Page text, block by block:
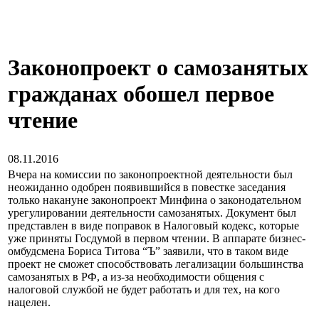
Законопроект о самозанятых
гражданах обошел первое
чтение
08.11.2016
Вчера на комиссии по законопроектной деятельности был
неожиданно одобрен появившийся в повестке заседания
только накануне законопроект Минфина о законодательном
урегулировании деятельности самозанятых. Документ был
представлен в виде поправок в Налоговый кодекс, которые
уже приняты Госдумой в первом чтении. В аппарате бизнес-
омбудсмена Бориса Титова “Ъ” заявили, что в таком виде
проект не сможет способствовать легализации большинства
самозанятых в РФ, а из-за необходимости общения с
налоговой службой не будет работать и для тех, на кого
нацелен.